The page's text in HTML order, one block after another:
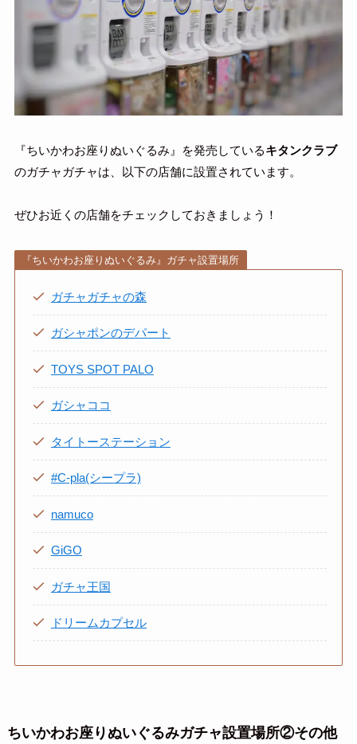
『ちいかわお座りぬいぐるみ』を発売しているキタンクラブ
のガチャガチャは、以下の店舗に設置されています。
ぜひお近くの店舗をチェックしておきましょう！
『ちいかわお座りぬいぐるみ』ガチャ設置場所
ガチャガチャの森
ガシャポンのデパート
TOYS SPOT PALO
ガシャココ
タイトーステーション
#C-pla(シープラ)
namuco
GiGO
ガチャ王国
ドリームカプセル
ちいかわお座りぬいぐるみガチャ設置場所②その他